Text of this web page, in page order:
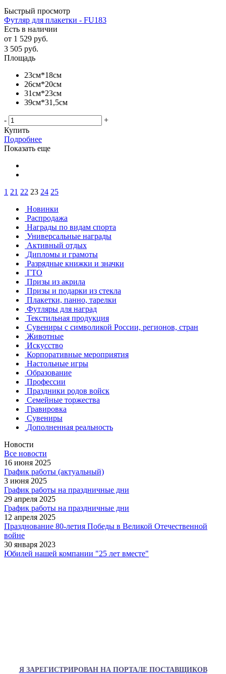
Быстрый просмотр
Футляр для плакетки - FU183
Есть в наличии
от 1 529 руб.
3 505 руб.
Площадь
23см*18см
26см*20см
31см*23см
39см*31,5см
-
+
Купить
Подробнее
Показать еще
1 21 22 23 24 25
Новинки
Распродажа
Награды по видам спорта
Универсальные награды
Активный отдых
Дипломы и грамоты
Разрядные книжки и значки
ГТО
Призы из акрила
Призы и подарки из стекла
Плакетки, панно, тарелки
Футляры для наград
Текстильная продукция
Сувениры с символикой России, регионов, стран
Животные
Искусство
Корпоративные мероприятия
Настольные игры
Образование
Профессии
Праздники родов войск
Семейные торжества
Гравировка
Сувениры
Дополненная реальность
Новости
Все новости
16 июня 2025
График работы (актуальный)
3 июня 2025
График работы на праздничные дни
29 апреля 2025
График работы на праздничные дни
12 апреля 2025
Празднование 80-летия Победы в Великой Отечественной
войне
30 января 2023
Юбилей нашей компании "25 лет вместе"
Я ЗАРЕГИСТРИРОВАН НА ПОРТАЛЕ ПОСТАВЩИКОВ